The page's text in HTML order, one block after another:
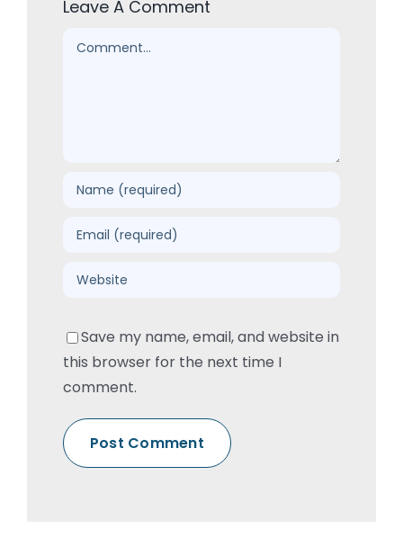
Leave A Comment
Comment
Save my name, email, and website in
this browser for the next time I
comment.